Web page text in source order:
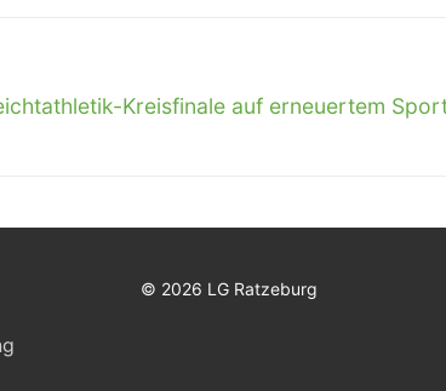
Kreisfinale auf erneuertem
© 2026 LG Ratzeburg